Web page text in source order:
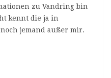
zu Vandring bin
kennt die ja in
jemand außer mir.